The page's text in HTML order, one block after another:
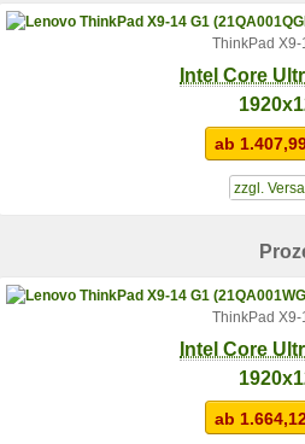
ThinkPad X9-
Intel Core
ab
zzgl.
ThinkPad X9-
Intel Core
ab